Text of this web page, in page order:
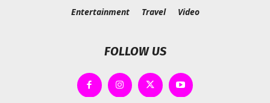
Entertainment
Travel Video
FOLLOW US